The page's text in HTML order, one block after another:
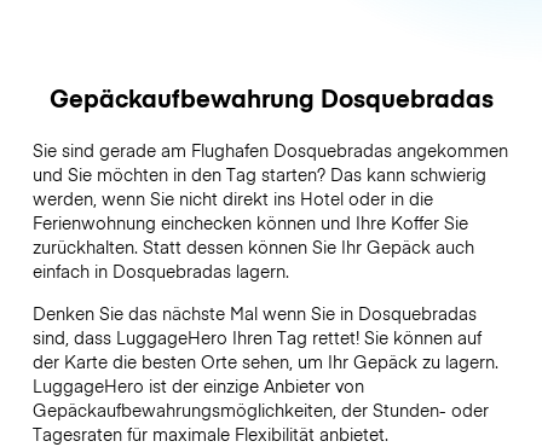
Gepäckaufbewahrung Dosquebradas
Sie sind gerade am Flughafen Dosquebradas angekommen
und Sie möchten in den Tag starten? Das kann schwierig
werden, wenn Sie nicht direkt ins Hotel oder in die
Ferienwohnung einchecken können und Ihre Koffer Sie
zurückhalten. Statt dessen können Sie Ihr Gepäck auch
einfach in Dosquebradas lagern.
Denken Sie das nächste Mal wenn Sie in Dosquebradas
sind, dass LuggageHero Ihren Tag rettet! Sie können auf
der Karte die besten Orte sehen, um Ihr Gepäck zu lagern.
LuggageHero ist der einzige Anbieter von
Gepäckaufbewahrungsmöglichkeiten, der Stunden- oder
Tagesraten für maximale Flexibilität anbietet.